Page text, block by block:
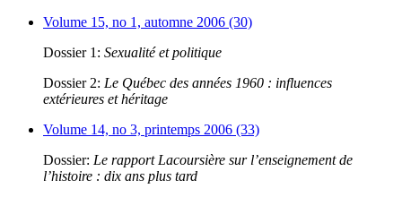
Volume 15, no 1, automne 2006 (30)
Dossier 1: Sexualité et politique
Dossier 2: Le Québec des années 1960 : influences
extérieures et héritage
Volume 14, no 3, printemps 2006 (33)
Dossier: Le rapport Lacoursière sur l’enseignement de
l’histoire : dix ans plus tard